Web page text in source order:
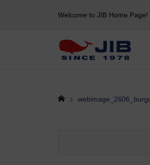
Welcome to JIB Home Page!